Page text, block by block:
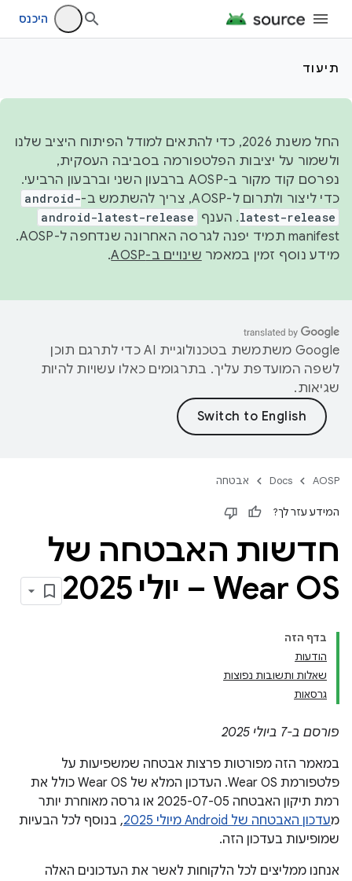
היכנס
תיעוד
החל משנת 2026, כדי להתאים למודל הפיתוח היציב שלנו
ולשמור על יציבות הפלטפורמה בסביבה העסקית,
נפרסם קוד מקור ב-AOSP ברבעון השני וברבעון הרביעי.
כדי ליצור ולתרום ל-AOSP, צריך להשתמש ב-
android-
latest-release. הענף android-latest-release
manifest תמיד יפנה לגרסה האחרונה שנדחפה ל-AOSP.
מידע נוסף זמין במאמר שינויים ב-AOSP .
‫Google משתמשת בטכנולוגיית AI כדי לתרגם תוכן
לשפה המועדפת עליך. בתרגומים כאלו עשויות להיות
שגיאות.
AOSP
Docs אבטחה
המידע עזר לך?
חדשות האבטחה של
Wear OS – יולי 2025
בדף הזה
הודעות
שאלות ותשובות נפוצות
גרסאות
פורסם ב-7 ביולי 2025
במאמר הזה מפורטות פרצות אבטחה שמשפיעות על
פלטפורמת Wear OS. העדכון המלא של Wear OS כולל את
רמת תיקון האבטחה 2025-07-05 או גרסה מאוחרת יותר
מעדכון האבטחה של Android מיולי 2025
, בנוסף לכל הבעיות
שמופיעות בעדכון הזה.
אנחנו ממליצים לכל הלקוחות לאשר את העדכונים האלה